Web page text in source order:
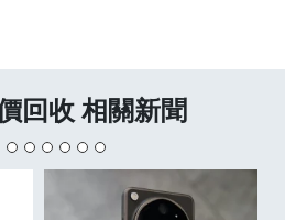
回收 相關新聞